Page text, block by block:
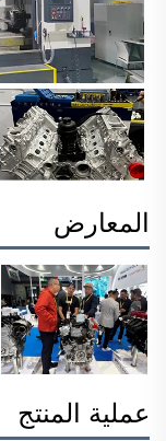
المعارض
عملية المنتج